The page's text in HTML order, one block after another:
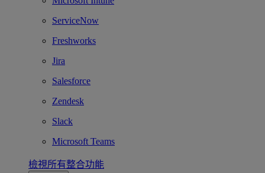
ServiceNow
Freshworks
Jira
Salesforce
Zendesk
Slack
Microsoft Teams
檢視所有整合功能